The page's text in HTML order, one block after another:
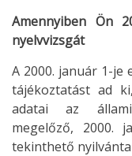
Amennyiben Ön
nyelvvizsgát
A 2000. január 1-
tájékoztatást ad
adatai az
megelőző, 2000.
tekinthető